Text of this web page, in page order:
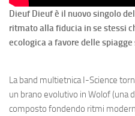
Dieuf Dieuf è il nuovo singolo
ritmato alla fiducia in se stessi
ecologica a favore delle spiagge
La band multietnica I-Science
un brano evolutivo in Wolof (una
composto fondendo ritmi